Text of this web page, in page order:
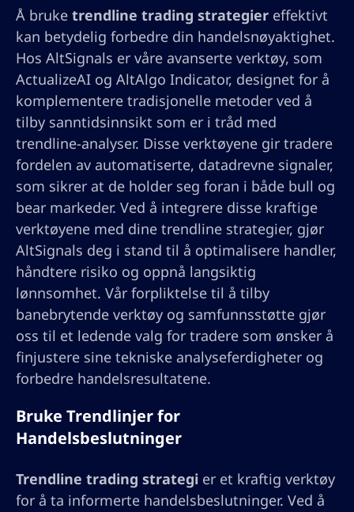
Å bruke trendline trading strategier effektivt
kan betydelig forbedre din handelsnøyaktighet.
Hos AltSignals er våre avanserte verktøy, som
ActualizeAI og AltAlgo Indicator, designet for å
komplementere tradisjonelle metoder ved å
tilby sanntidsinnsikt som er i tråd med
trendline-analyser. Disse verktøyene gir tradere
fordelen av automatiserte, datadrevne signaler,
som sikrer at de holder seg foran i både bull og
bear markeder. Ved å integrere disse kraftige
verktøyene med dine trendline strategier, gjør
AltSignals deg i stand til å optimalisere handler,
håndtere risiko og oppnå langsiktig
lønnsomhet. Vår forpliktelse til å tilby
banebrytende verktøy og samfunnsstøtte gjør
oss til et ledende valg for tradere som ønsker å
finjustere sine tekniske analyseferdigheter og
forbedre handelsresultatene.
Bruke Trendlinjer for
Handelsbeslutninger
Trendline trading strategi er et kraftig verktøy
for å ta informerte handelsbeslutninger. Ved å